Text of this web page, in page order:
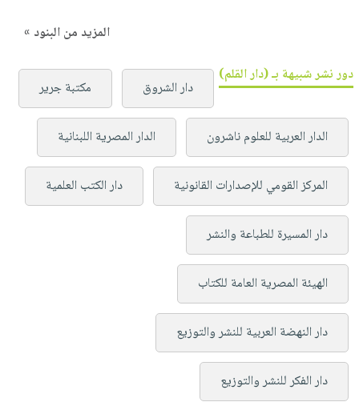
المزيد من البنود »
دور نشر شبيهة بـ (دار القلم)
دار الشروق مكتبة جرير
الدار العربية للعلوم ناشرون الدار المصرية اللبنانية
المركز القومي للإصدارات القانونية دار الكتب العلمية
دار المسيرة للطباعة والنشر
الهيئة المصرية العامة للكتاب
دار النهضة العربية للنشر والتوزيع
دار الفكر للنشر والتوزيع